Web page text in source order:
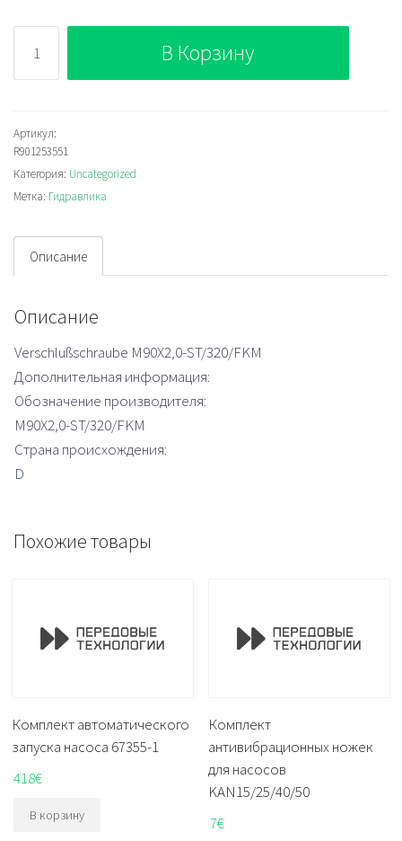
Bosch
Rexroth
M90X2,0-
ST/320/FKM
Plug
В Корзину
Артикул:
R901253551
Категория: Uncategorized
Метка: Гидравлика
Описание
Описание
Verschlußschraube M90X2,0-ST/320/FKM
Дополнительная информация:
Обозначение производителя:
M90X2,0-ST/320/FKM
Страна происхождения:
D
Похожие товары
Комплект автоматического
запуска насоса 67355-1
418€
В корзину
Комплект
антивибрационных ножек
для насосов
KAN15/25/40/50
7€